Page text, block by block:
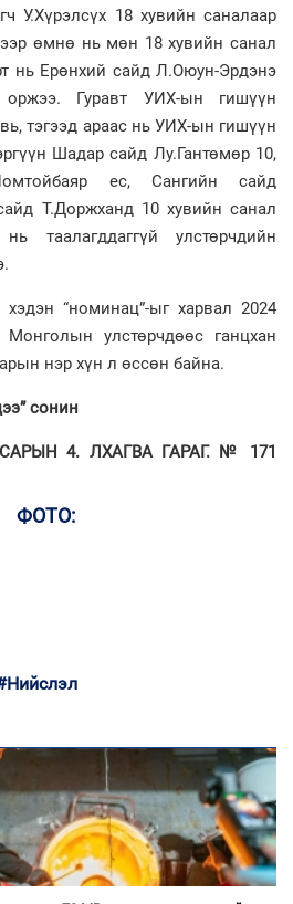
У.Хүрэлсүх 18 хувийн саналаар
өмнө нь мөн 18 хувийн санал
нь Ерөнхий сайд Л.Оюун-Эрдэнэ
Гуравт УИХ-ын гишүүн
тэгээд араас нь УИХ-ын гишүүн
Шадар сайд Лу.Гантөмөр 10,
ес, Сангийн сайд
Т.Доржханд 10 хувийн санал
таалагддаггүй улстөрчдийн
“номинац”-ыг харвал 2024
улстөрчдөөс ганцхан
нэр хүн л өссөн байна.
сонин
4. ЛХАГВА ГАРАГ. № 171
ФОТО: